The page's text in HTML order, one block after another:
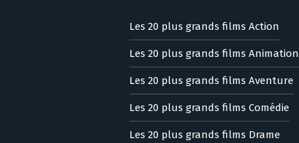
Les 20 plus grands films Action
Les 20 plus grands films Animation
Les 20 plus grands films Aventure
Les 20 plus grands films Comédie
Les 20 plus grands films Drame